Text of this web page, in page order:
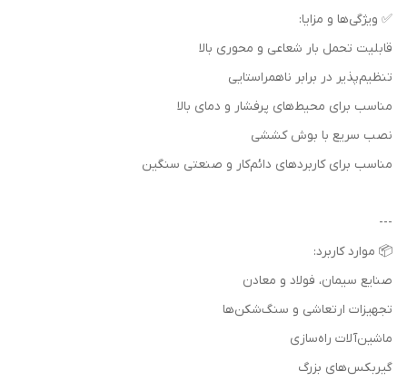
✅ ویژگی‌ها و مزایا:
قابلیت تحمل بار شعاعی و محوری بالا
تنظیم‌پذیر در برابر ناهمراستایی
مناسب برای محیط‌های پرفشار و دمای بالا
نصب سریع با بوش کششی
مناسب برای کاربردهای دائم‌کار و صنعتی سنگین
---
📦 موارد کاربرد:
صنایع سیمان، فولاد و معادن
تجهیزات ارتعاشی و سنگ‌شکن‌ها
ماشین‌آلات راه‌سازی
گیربکس‌های بزرگ